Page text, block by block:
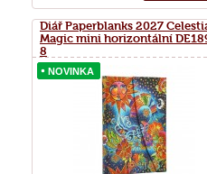
Diář Paperblanks 2027
Magic mini horizontální
8
NOVINKA
NOVINKA